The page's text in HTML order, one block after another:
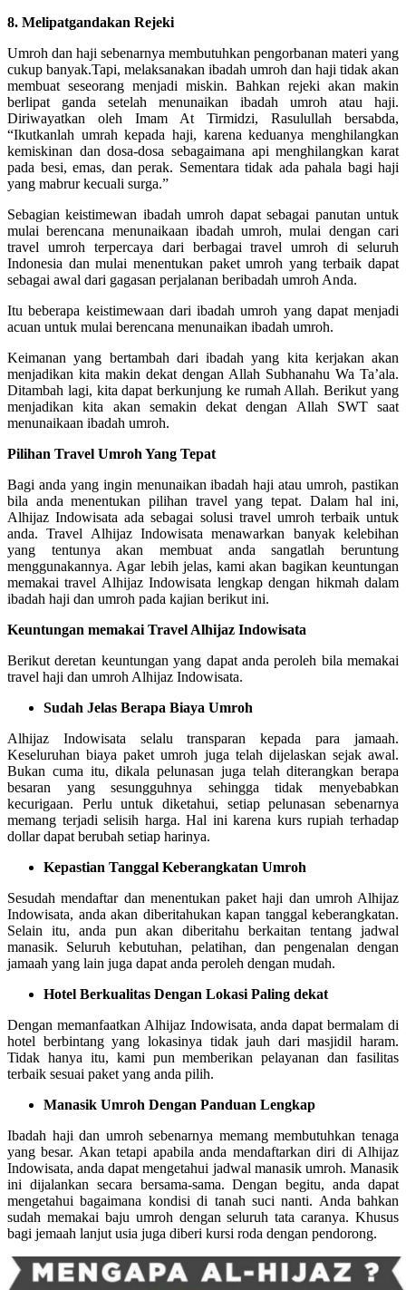
8. Melipatgandakan Rejeki
Umroh dan haji sebenarnya membutuhkan pengorbanan materi yang
cukup banyak.Tapi, melaksanakan ibadah umroh dan haji tidak akan
membuat seseorang menjadi miskin. Bahkan rejeki akan makin
berlipat ganda setelah menunaikan ibadah umroh atau haji.
Diriwayatkan oleh Imam At Tirmidzi, Rasulullah bersabda,
“Ikutkanlah umrah kepada haji, karena keduanya menghilangkan
kemiskinan dan dosa-dosa sebagaimana api menghilangkan karat
pada besi, emas, dan perak. Sementara tidak ada pahala bagi haji
yang mabrur kecuali surga.”
Sebagian keistimewan ibadah umroh dapat sebagai panutan untuk
mulai berencana menunaikaan ibadah umroh, mulai dengan cari
travel umroh terpercaya dari berbagai travel umroh di seluruh
Indonesia dan mulai menentukan paket umroh yang terbaik dapat
sebagai awal dari gagasan perjalanan beribadah umroh Anda.
Itu beberapa keistimewaan dari ibadah umroh yang dapat menjadi
acuan untuk mulai berencana menunaikan ibadah umroh.
Keimanan yang bertambah dari ibadah yang kita kerjakan akan
menjadikan kita makin dekat dengan Allah Subhanahu Wa Ta’ala.
Ditambah lagi, kita dapat berkunjung ke rumah Allah. Berikut yang
menjadikan kita akan semakin dekat dengan Allah SWT saat
menunaikaan ibadah umroh.
Pilihan Travel Umroh Yang Tepat
Bagi anda yang ingin menunaikan ibadah haji atau umroh, pastikan
bila anda menentukan pilihan travel yang tepat. Dalam hal ini,
Alhijaz Indowisata ada sebagai solusi travel umroh terbaik untuk
anda. Travel Alhijaz Indowisata menawarkan banyak kelebihan
yang tentunya akan membuat anda sangatlah beruntung
menggunakannya. Agar lebih jelas, kami akan bagikan keuntungan
memakai travel Alhijaz Indowisata lengkap dengan hikmah dalam
ibadah haji dan umroh pada kajian berikut ini.
Keuntungan memakai Travel Alhijaz Indowisata
Berikut deretan keuntungan yang dapat anda peroleh bila memakai
travel haji dan umroh Alhijaz Indowisata.
Sudah Jelas Berapa Biaya Umroh
Alhijaz Indowisata selalu transparan kepada para jamaah.
Keseluruhan biaya paket umroh juga telah dijelaskan sejak awal.
Bukan cuma itu, dikala pelunasan juga telah diterangkan berapa
besaran yang sesungguhnya sehingga tidak menyebabkan
kecurigaan. Perlu untuk diketahui, setiap pelunasan sebenarnya
memang terjadi selisih harga. Hal ini karena kurs rupiah terhadap
dollar dapat berubah setiap harinya.
Kepastian Tanggal Keberangkatan Umroh
Sesudah mendaftar dan menentukan paket haji dan umroh Alhijaz
Indowisata, anda akan diberitahukan kapan tanggal keberangkatan.
Selain itu, anda pun akan diberitahu berkaitan tentang jadwal
manasik. Seluruh kebutuhan, pelatihan, dan pengenalan dengan
jamaah yang lain juga dapat anda peroleh dengan mudah.
Hotel Berkualitas Dengan Lokasi Paling dekat
Dengan memanfaatkan Alhijaz Indowisata, anda dapat bermalam di
hotel berbintang yang lokasinya tidak jauh dari masjidil haram.
Tidak hanya itu, kami pun memberikan pelayanan dan fasilitas
terbaik sesuai paket yang anda pilih.
Manasik Umroh Dengan Panduan Lengkap
Ibadah haji dan umroh sebenarnya memang membutuhkan tenaga
yang besar. Akan tetapi apabila anda mendaftarkan diri di Alhijaz
Indowisata, anda dapat mengetahui jadwal manasik umroh. Manasik
ini dijalankan secara bersama-sama. Dengan begitu, anda dapat
mengetahui bagaimana kondisi di tanah suci nanti. Anda bahkan
sudah memakai baju umroh dengan seluruh tata caranya. Khusus
bagi jemaah lanjut usia juga diberi kursi roda dengan pendorong.